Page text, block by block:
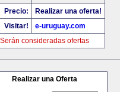
Precio:
Realizar una oferta!
Visitar!
e-uruguay.com
Serán consideradas ofertas
Realizar una Oferta